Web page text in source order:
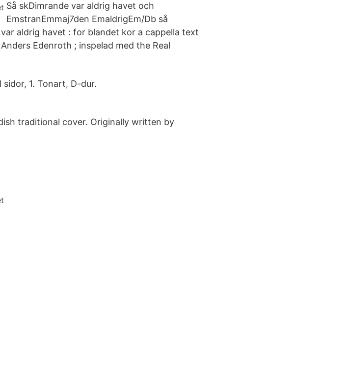
Så skDimrande var aldrig havet och
EmstranEmmaj7den EmaldrigEm/Db så
aldrig havet : for blandet kor a cappella text
Edenroth ; inspelad med the Real
sidor, 1. Tonart, D-dur.
traditional cover. Originally written by